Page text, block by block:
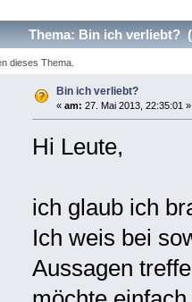
Thema: Bin ich verliebt?
dieses Thema.
Bin ich verliebt?
« am: 27. Mai 2013, 22:35:01 »
Hi Leute,
ich glaub ich
Ich weis bei
Aussagen